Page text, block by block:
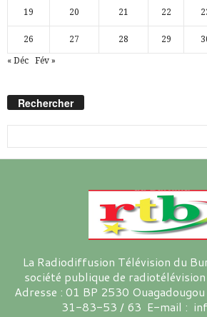
19 20 21 22
26 27 28 29
« Déc Fév »
Rechercher
La Radiodiffusion Télévision du
société publique de
Adresse : 01 BP 2530
31-83-53 / 63 E-mail :